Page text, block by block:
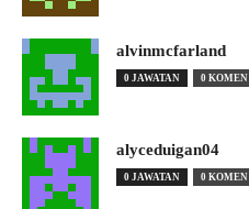
alvinmcfarland
0 JAWATAN 0 KOMEN
alyceduigan04
0 JAWATAN 0 KOMEN